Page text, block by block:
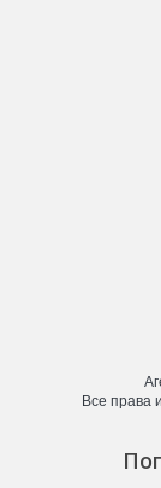
Все права